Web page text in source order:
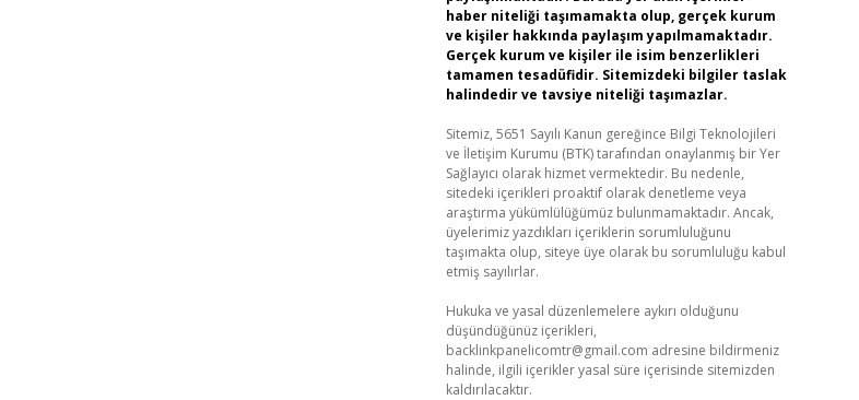
haber niteliği taşımamakta olup, gerçek kurum
ve kişiler hakkında paylaşım yapılmamaktadır.
Gerçek kurum ve kişiler ile isim benzerlikleri
tamamen tesadüfidir. Sitemizdeki bilgiler taslak
halindedir ve tavsiye niteliği taşımazlar.
Sitemiz, 5651 Sayılı Kanun gereğince Bilgi Teknolojileri
ve İletişim Kurumu (BTK) tarafından onaylanmış bir Yer
Sağlayıcı olarak hizmet vermektedir. Bu nedenle,
sitedeki içerikleri proaktif olarak denetleme veya
araştırma yükümlülüğümüz bulunmamaktadır. Ancak,
üyelerimiz yazdıkları içeriklerin sorumluluğunu
taşımakta olup, siteye üye olarak bu sorumluluğu kabul
etmiş sayılırlar.
Hukuka ve yasal düzenlemelere aykırı olduğunu
düşündüğünüz içerikleri,
backlinkpanelicomtr@gmail.com adresine bildirmeniz
halinde, ilgili içerikler yasal süre içerisinde sitemizden
kaldırılacaktır.